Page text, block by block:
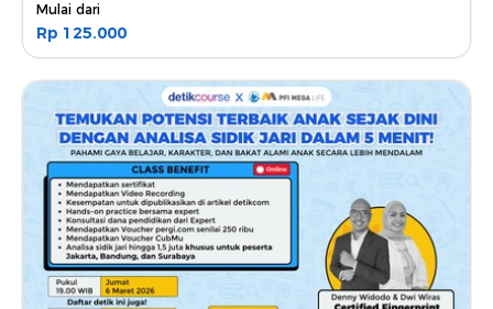
Mulai dari
Rp 125.000